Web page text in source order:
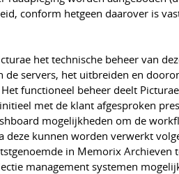
conform hetgeen daarover is
het technische beheer van
de servers, het uitbreiden en
functioneel beheer deelt
met de klant afgesproken
mogelijkheden om de
deze kunnen worden verwerkt
in Memorix Archieven
management systemen